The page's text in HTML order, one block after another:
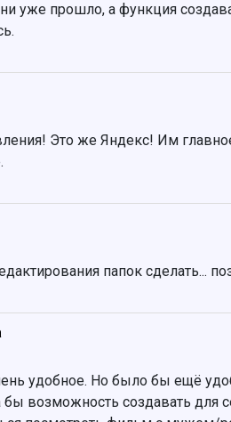
уже прошло, а функция
Это же Яндекс! Им
папок сделать...
удобное. Но было бы ещё
возможность создавать для